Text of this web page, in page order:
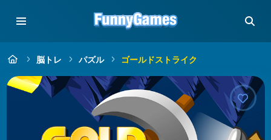
脳トレ パズル ゴールドストライク